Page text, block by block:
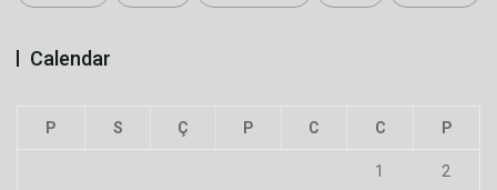
Calendar
P S Ç P C C P
1 2